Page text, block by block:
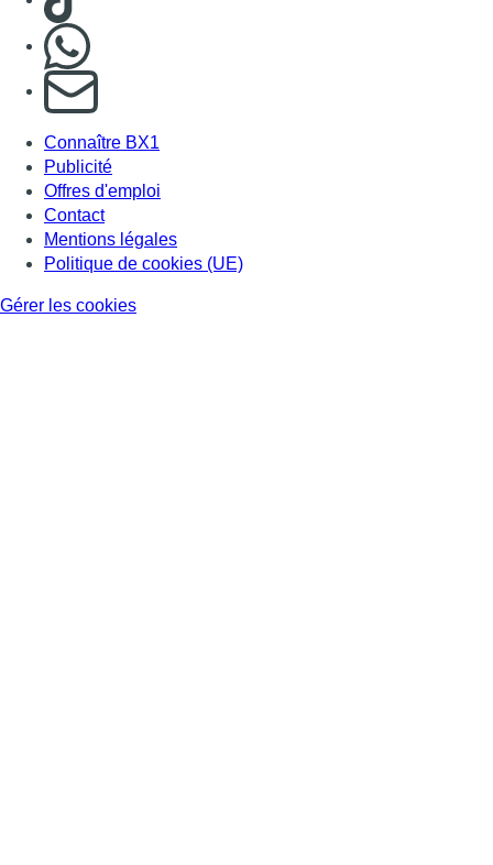
S'abonner à notre newsletter
Connaître BX1
Publicité
Offres d'emploi
Contact
Mentions légales
Politique de cookies (UE)
Gérer les cookies